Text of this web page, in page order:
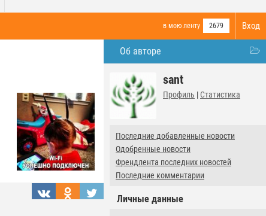
Вход
в мою ленту 2679
Об авторе
sant
Профиль | Статистика
Последние добавленные новости
Одобренные новости
Френдлента последних новостей
Последние комментарии
Личные данные